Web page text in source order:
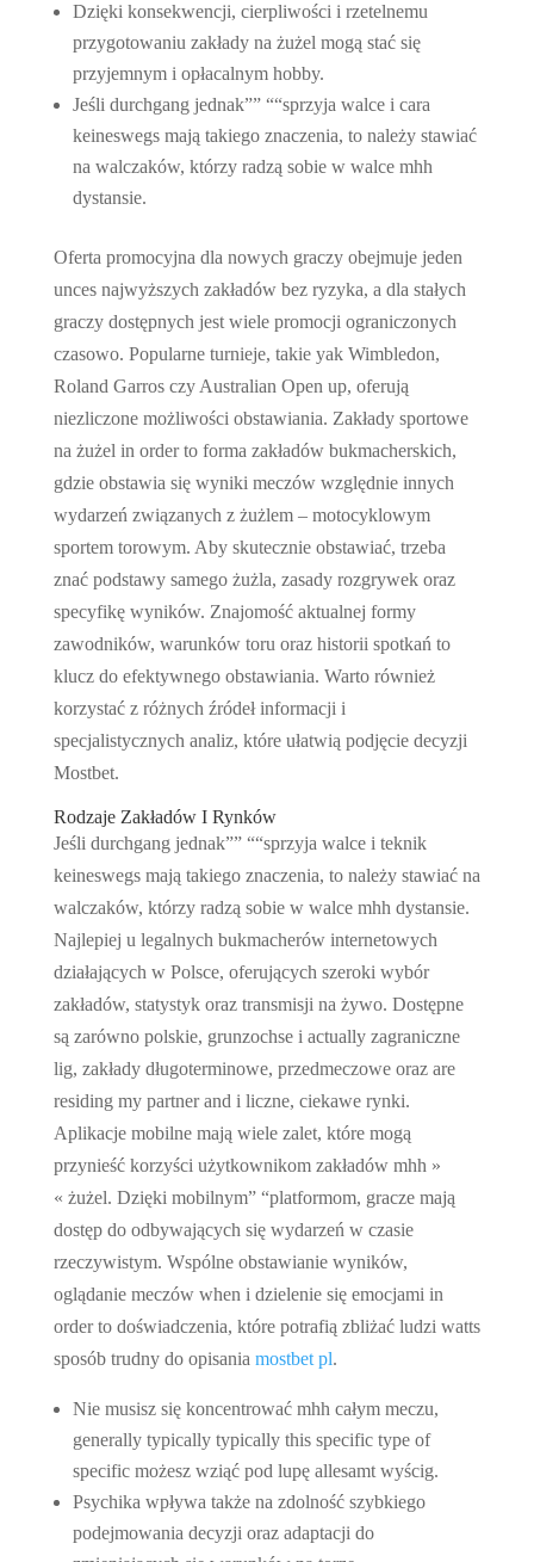
Dzięki konsekwencji, cierpliwości i rzetelnemu
przygotowaniu zakłady na żużel mogą stać się
przyjemnym i opłacalnym hobby.
Jeśli durchgang jednak”” ““sprzyja walce i cara
keineswegs mają takiego znaczenia, to należy stawiać
na walczaków, którzy radzą sobie w walce mhh
dystansie.
Oferta promocyjna dla nowych graczy obejmuje jeden
unces najwyższych zakładów bez ryzyka, a dla stałych
graczy dostępnych jest wiele promocji ograniczonych
czasowo. Popularne turnieje, takie yak Wimbledon,
Roland Garros czy Australian Open up, oferują
niezliczone możliwości obstawiania. Zakłady sportowe
na żużel in order to forma zakładów bukmacherskich,
gdzie obstawia się wyniki meczów względnie innych
wydarzeń związanych z żużlem – motocyklowym
sportem torowym. Aby skutecznie obstawiać, trzeba
znać podstawy samego żużla, zasady rozgrywek oraz
specyfikę wyników. Znajomość aktualnej formy
zawodników, warunków toru oraz historii spotkań to
klucz do efektywnego obstawiania. Warto również
korzystać z różnych źródeł informacji i
specjalistycznych analiz, które ułatwią podjęcie decyzji
Mostbet.
Rodzaje Zakładów I Rynków
Jeśli durchgang jednak”” ““sprzyja walce i teknik
keineswegs mają takiego znaczenia, to należy stawiać na
walczaków, którzy radzą sobie w walce mhh dystansie.
Najlepiej u legalnych bukmacherów internetowych
działających w Polsce, oferujących szeroki wybór
zakładów, statystyk oraz transmisji na żywo. Dostępne
są zarówno polskie, grunzochse i actually zagraniczne
lig, zakłady długoterminowe, przedmeczowe oraz are
residing my partner and i liczne, ciekawe rynki.
Aplikacje mobilne mają wiele zalet, które mogą
przynieść korzyści użytkownikom zakładów mhh »
« żużel. Dzięki mobilnym” “platformom, gracze mają
dostęp do odbywających się wydarzeń w czasie
rzeczywistym. Wspólne obstawianie wyników,
oglądanie meczów when i dzielenie się emocjami in
order to doświadczenia, które potrafią zbliżać ludzi watts
sposób trudny do opisania mostbet pl.
Nie musisz się koncentrować mhh całym meczu,
generally typically typically this specific type of
specific możesz wziąć pod lupę allesamt wyścig.
Psychika wpływa także na zdolność szybkiego
podejmowania decyzji oraz adaptacji do